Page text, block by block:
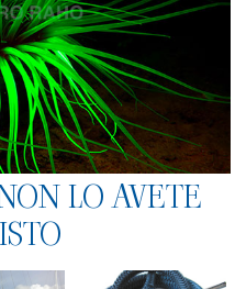
LO AVETE